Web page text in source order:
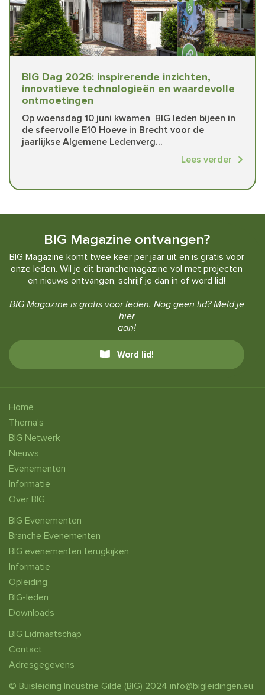
BIG Dag 2026: inspirerende inzichten,
innovatieve technologieën en waardevolle
ontmoetingen
Op woensdag 10 juni kwamen BIG leden bijeen in
de sfeervolle E10 Hoeve in Brecht voor de
jaarlijkse Algemene Ledenverg...
Lees verder
BIG Magazine ontvangen?
BIG Magazine komt twee keer per jaar uit en is gratis voor
onze leden. Wil je dit branchemagazine vol met projecten
en nieuws ontvangen, schrijf je dan in of word lid!
BIG Magazine is gratis voor leden. Nog geen lid? Meld je
hier
aan!
Word lid!
Home
Thema’s
BIG Netwerk
Nieuws
Evenementen
Informatie
Over BIG
BIG Evenementen
Branche Evenementen
BIG evenementen terugkijken
Informatie
Opleiding
BIG-leden
Downloads
BIG Lidmaatschap
Contact
Adresgegevens
© Buisleiding Industrie Gilde (BIG) 2024 info@bigleidingen.eu